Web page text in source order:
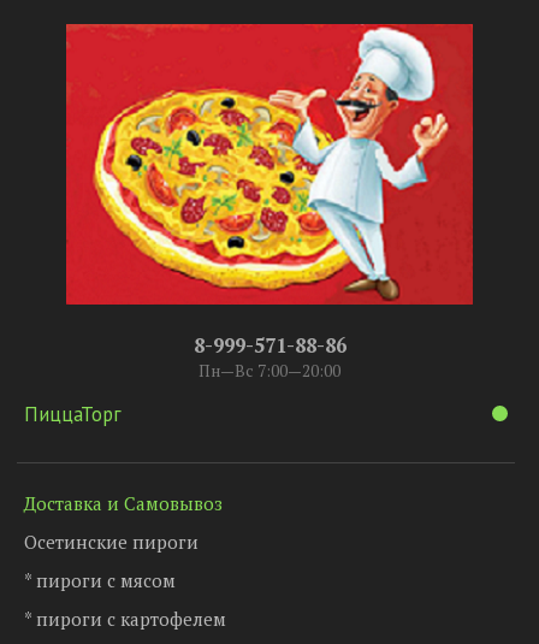
8-999-571-88-86
Пн—Вс 7:00—20:00
ПиццаТорг
Доставка и Самовывоз
Осетинские пироги
* пироги с мясом
* пироги с картофелем